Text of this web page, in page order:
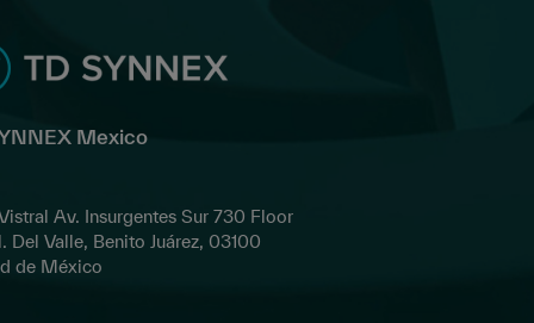
Mexico
Av. Insurgentes Sur 730 Floor
Del Valle, Benito Juárez, 03100
de México